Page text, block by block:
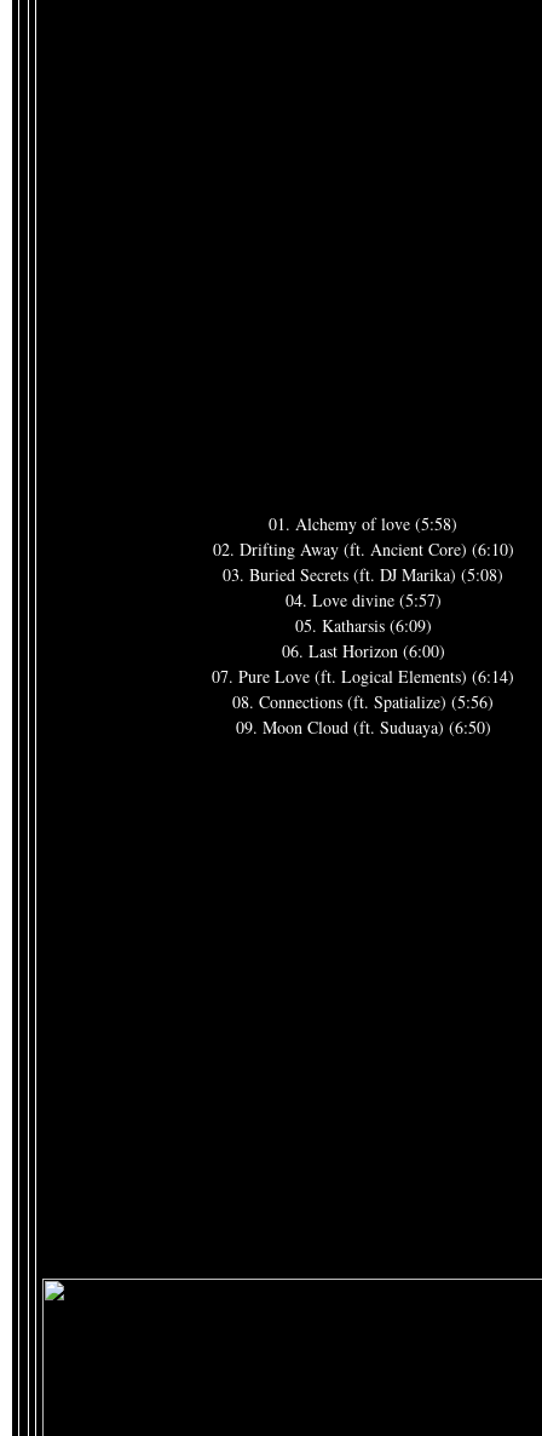
01. Alchemy of love (5:58)
02. Drifting Away (ft. Ancient Core) (6:10)
03. Buried Secrets (ft. DJ Marika) (5:08)
04. Love divine (5:57)
05. Katharsis (6:09)
06. Last Horizon (6:00)
07. Pure Love (ft. Logical Elements) (6:14)
08. Connections (ft. Spatialize) (5:56)
09. Moon Cloud (ft. Suduaya) (6:50)